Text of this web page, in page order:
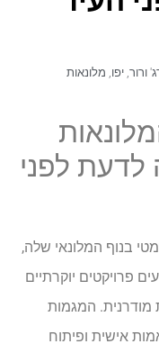
ורור ,יפו מלונאות
לדעת לפני
בשנת 2026 שינוי דרמטי בנוף המלונאי שלה,
פרויקטים יוקרתיים
המגמות
אישית ופיתוח